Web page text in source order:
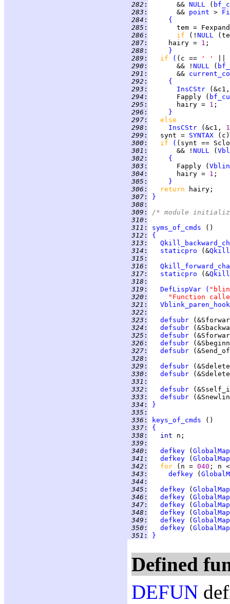
282 :
       &&
NULL (
283 :
       &&
point >
284 :
{
285 :
286 : if (! NULL
287 :
     hairy =
1
288 :
}
289 : if ( (c == ' '
290 :
       && !
NULL (
291 :
       &&
292 :
{
293 : InsCStr
294 :
       Fapply (
295 :
       hairy =
1
296 :
}
297 :
else
298 : InsCStr (&c1, 1
299 :
   synt =
SYNTAX
300 : if
(
301 :
       && !
NULL (
302 :
{
303 :
       Fapply (
304 :
       hairy =
1
305 :
}
306 : return
307 :
}
308 :
309 :
/* module
310 :
311 : syms_of_cmds
312 :
{
313 :
314 : staticpro (&
315 :
316 :
317 : staticpro (&
318 :
319 : DefLispVar (
320 :
"Function
321 :
Vblink_paren_hook
322 :
323 :
defsubr
324 :
defsubr
325 :
defsubr
326 :
defsubr
327 :
defsubr
328 :
329 :
defsubr
330 :
defsubr
331 :
332 :
defsubr
333 :
defsubr
334 :
}
335 :
336 : keys_of_cmds
337 :
{
338 : int
339 :
340 : defkey ( GlobalMap
341 : defkey ( GlobalMap
342 : for (n = 040 ; n
343 : defkey (
344 :
345 : defkey ( GlobalMap
346 : defkey ( GlobalMap
347 : defkey ( GlobalMap
348 : defkey ( GlobalMap
349 : defkey ( GlobalMap
350 : defkey ( GlobalMap
351 : }
Defined
DEFUN